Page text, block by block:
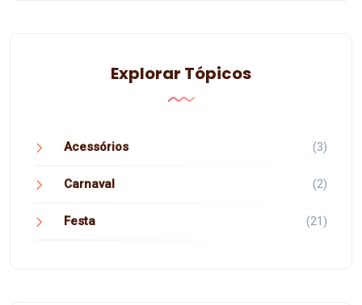
Explorar Tópicos
Acessórios (3)
Carnaval (2)
Festa (21)